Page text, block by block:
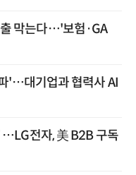
막는다…'보험·GA
'…대기업과 협력사 AI
…LG전자, 美 B2B 구독